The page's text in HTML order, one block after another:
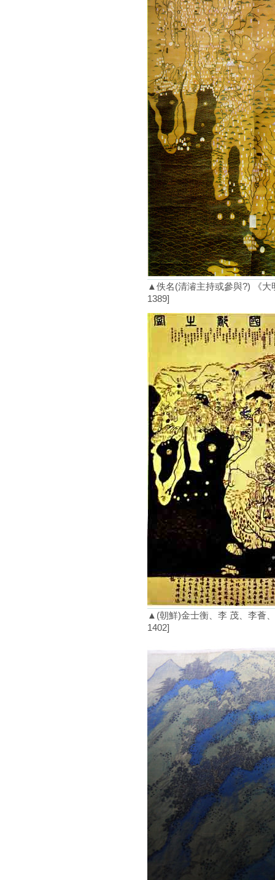
▲佚名(清濬主持或參與?) 《大
1389]
▲(朝鮮)金士衡、李 茂、李薈
1402]